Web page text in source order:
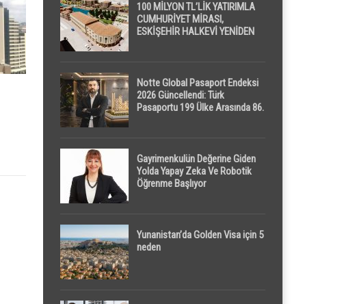
100 MİLYON TL’LİK YATIRIMLA
CUMHURİYET MİRASI,
ESKİŞEHİR HALKEVİ YENİDEN
Notte Global Pasaport Endeksi
2026 Güncellendi: Türk
Pasaportu 199 Ülke Arasında 86.
Gayrimenkulün Değerine Giden
Yolda Yapay Zeka Ve Robotik
Öğrenme Başlıyor
Yunanistan’da Golden Visa için 5
neden